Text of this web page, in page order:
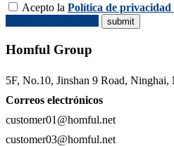
Acepto la Política de privacidad
Homful Group
5F, No.10, Jinshan 9 Road,
Correos electrónicos
customer01@homful.net
customer03@homful.net